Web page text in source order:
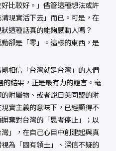
比較好。」儘管這種想法或許
現實活下去」而已。可是，在
這種話真的能夠感動人嗎？
卻是「零」。這樣的東西，是
相信「台灣就是台灣」的人們
結果，正是最有力的證言。毫
附屬物、或者說日美同盟的附
實主義的意味下，已經顯得不
棄對台灣的「思考停止」；以
」，在自己心目中創建起與真
為「固有領土」、深信不疑的